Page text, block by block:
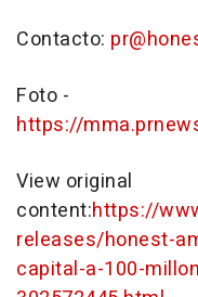
Contacto:
Foto -
https://
View original
content:https://
releases/honest-
capital-a-100-